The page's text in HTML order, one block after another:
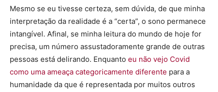
Mesmo se eu tivesse certeza, sem dúvida, de que minha
interpretação da realidade é a “certa”, o sono permanece
intangível. Afinal, se minha leitura do mundo de hoje for
precisa, um número assustadoramente grande de outras
pessoas está delirando. Enquanto eu não vejo Covid
como uma ameaça categoricamente diferente para a
humanidade da que é representada por muitos outros